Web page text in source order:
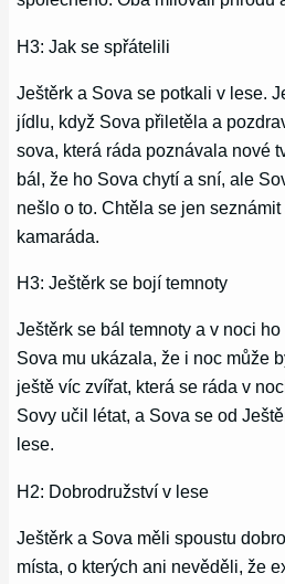
H3: Jak se spřátelili
Ještěrk a Sova se potkali v lese.
jídlu, když Sova přiletěla a
sova, která ráda poznávala nové
bál, že ho Sova chytí a sní, ale
nešlo o to. Chtěla se jen
kamaráda.
H3: Ještěrk se bojí temnoty
Ještěrk se bál temnoty a v noci
Sova mu ukázala, že i noc může
ještě víc zvířat, která se ráda v
Sovy učil létat, a Sova se od
lese.
H2: Dobrodružství v lese
Ještěrk a Sova měli spoustu
místa, o kterých ani nevěděli, že